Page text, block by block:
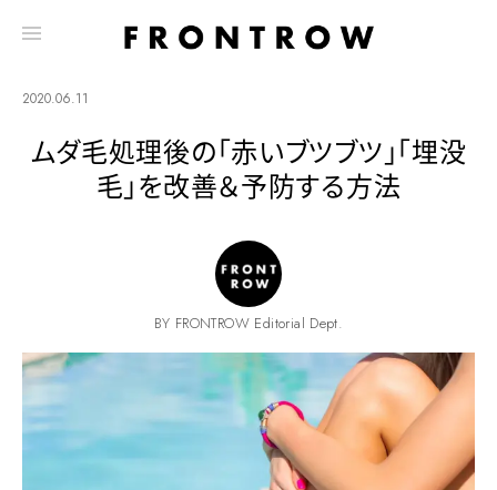
2020.06.11
ムダ毛処理後の「赤いブツブツ」「埋没
毛」を改善＆予防する方法
BY FRONTROW Editorial Dept.